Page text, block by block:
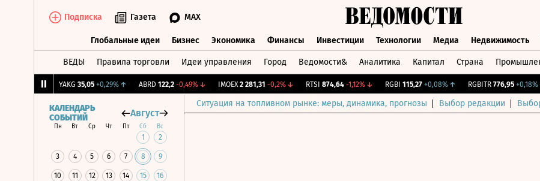
Подписка Газета MAX
Глобальные идеи Бизнес Экономика Финансы Инвестиции Технологии Медиа Недвижимость
ВЕДЫ Правила торговли Идеи управления Город Ведомости& Аналитика Капитал Страна
YAKG 35,05 +0,29%↑ ABRD 122,2 -0,49%↓ IMOEX 2 281,31 -0,2%↓ RTSI 874,64 -1,12%↓ RGBI 115,27 +0,08%↑ RGBITR 776,95 +0,18%↑
Ситуация на топливном рынке: меры, динамика, прогнозы Выбор редакции
КАЛЕНДАРЬ
СОБЫТИЙ
Август
Пн Вт Ср Чт Пт Сб Вс
1 2
3 4 5 6 7 8 9
10 11 12 13 14 15 16